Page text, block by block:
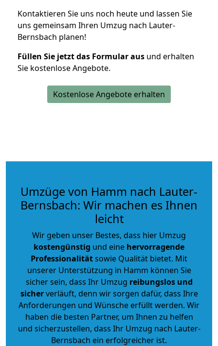
Kontaktieren Sie uns noch heute und lassen Sie
uns gemeinsam Ihren Umzug nach Lauter-
Bernsbach planen!
Füllen Sie jetzt das Formular aus und erhalten
Sie kostenlose Angebote.
Kostenlose Angebote erhalten
Umzüge von Hamm nach Lauter-
Bernsbach: Wir machen es Ihnen
leicht
Wir geben unser Bestes, dass hier Umzug
kostengünstig und eine hervorragende
Professionalitätsowie Qualität bietet. Mit
unserer Unterstützung in Hamm können Sie
sicher sein, dass Ihr Umzug reibungslos und
sicherverläuft, denn wir sorgen dafür, dass Ihre
Anforderungen und Wünsche erfüllt werden. Wir
haben die besten Partner, um Ihnen zu helfen
und sicherzustellen, dass Ihr Umzug nach Lauter-
Bernsbach ein erfolgreicher ist.